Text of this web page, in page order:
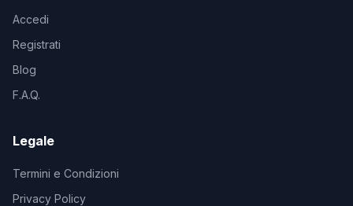
Accedi
Registrati
Blog
F.A.Q.
Legale
Termini e Condizioni
Privacy Policy